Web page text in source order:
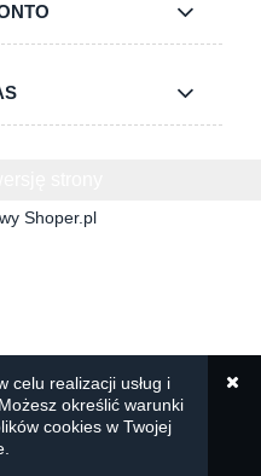
celu realizacji usług i
określić warunki
cookies w Twojej
Shoper.pl